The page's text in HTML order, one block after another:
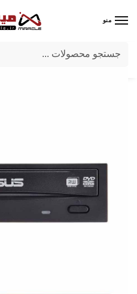
منو
میراکل/کامپیوتر/قطعات اصلی